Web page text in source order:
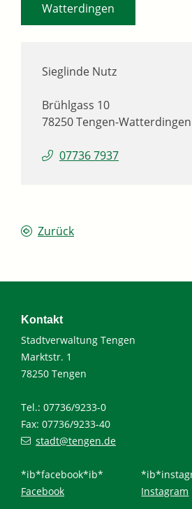
Sieglinde Nutz
Brühlgass 10
78250Tengen-Watterdingen
07736 7937
Watterdingen
Zurück
Kontakt
Stadtverwaltung Tengen
Marktstr. 1
78250 Tengen
Tel.: 07736/9233-0
Fax: 07736/9233-40
stadt@tengen.de
*ib*facebook*ib*
Facebook
Instagram